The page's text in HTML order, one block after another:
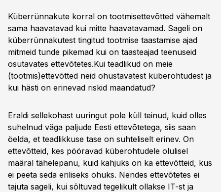
Küberrünnakute korral on tootmisettevõtted vähemalt
sama haavatavad kui mitte haavatavamad. Sageli on
küberrünnakutest tingitud tootmise taastamise ajad
mitmeid tunde pikemad kui on taasteajad teenuseid
osutavates ettevõtetes.Kui teadlikud on meie
(tootmis)ettevõtted neid ohustavatest küberohtudest ja
kui hästi on erinevad riskid maandatud?
Eraldi sellekohast uuringut pole küll teinud, kuid olles
suhelnud väga paljude Eesti ettevõtetega, siis saan
öelda, et teadlikkuse tase on suhteliselt erinev. On
ettevõtteid, kes pööravad küberohtudele olulisel
määral tähelepanu, kuid kahjuks on ka ettevõtteid, kus
ei peeta seda eriliseks ohuks. Nendes ettevõtetes ei
tajuta sageli, kui sõltuvad tegelikult ollakse IT-st ja